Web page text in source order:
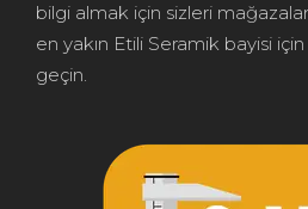
bilgi almak için sizleri
en yakın Etili Seramik bayisi
geçin.